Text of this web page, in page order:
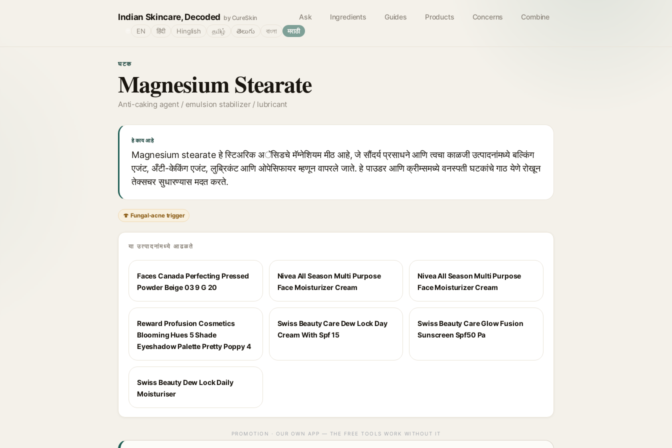
Indian Skincare, Decoded by CureSkin Ask Ingredients Guides Products Concerns Combine
EN हिंदी Hinglish தமிழ் తెలుగు বাংলা मराठी
घटक
Magnesium Stearate
Anti-caking agent / emulsion stabilizer / lubricant
हे काय आहे
Magnesium stearate हे स्टिअरिक अॅसिडचे मॅग्नेशियम मीठ आहे, जे सौंदर्य प्रसाधने आणि त्वचा काळजी उत्पादनांमध्ये बल्किंग
एजंट, अँटी-केकिंग एजंट, लुब्रिकंट आणि ओपेसिफायर म्हणून वापरले जाते. हे पाउडर आणि क्रीम्समध्ये वनस्पती घटकांचे गाठ येणे रोखून
तेक्सचर सुधारण्यास मदत करते.
🍄 Fungal-acne trigger
या उत्पादनांमध्ये आढळते
Faces Canada Perfecting Pressed
Powder Beige 03 9 G 20
Nivea All Season Multi Purpose
Face Moisturizer Cream
Nivea All Season Multi Purpose
Face Moisturizer Cream
Reward Profusion Cosmetics
Blooming Hues 5 Shade
Eyeshadow Palette Pretty Poppy 4
Swiss Beauty Care Dew Lock Day
Cream With Spf 15
Swiss Beauty Care Glow Fusion
Sunscreen Spf50 Pa
Swiss Beauty Dew Lock Daily
Moisturiser
PROMOTION · OUR OWN APP — THE FREE TOOLS WORK WITHOUT IT